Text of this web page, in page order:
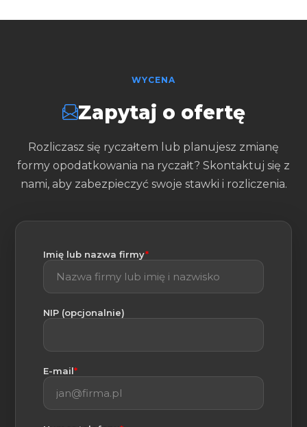
WYCENA
Zapytaj o ofertę
Rozliczasz się ryczałtem lub planujesz zmianę
formy opodatkowania na ryczałt? Skontaktuj się z
nami, aby zabezpieczyć swoje stawki i rozliczenia.
Imię lub nazwa firmy*(wymagane)
NIP (opcjonalnie)
E-mail*(wymagane)